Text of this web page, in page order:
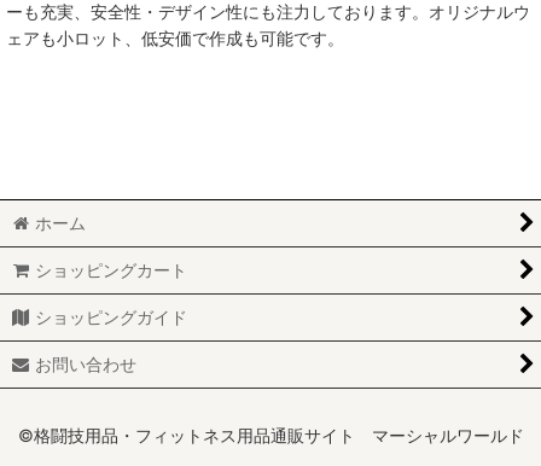
柔術
少林寺拳法
サンボ
レスリング
MARTIAL WORLD
ーも充実、安全性・デザイン性にも注力しております。オリジナルウ
ェアも小ロット、低安価で作成も可能です。
ホーム
ショッピングカート
ショッピングガイド
お問い合わせ
©格闘技用品・フィットネス用品通販サイト マーシャルワールド